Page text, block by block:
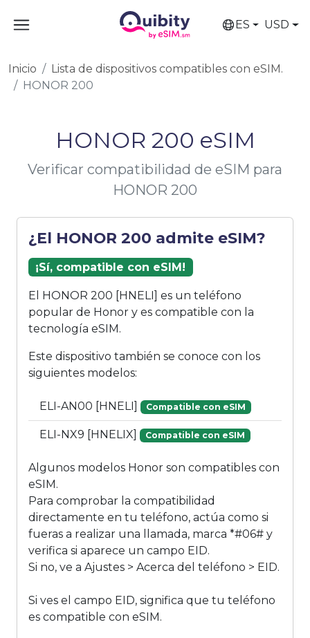
ES USD
Inicio
Lista de dispositivos compatibles con eSIM.
HONOR 200
HONOR 200 eSIM
Verificar compatibilidad de eSIM para
HONOR 200
¿El HONOR 200 admite eSIM?
¡Sí, compatible con eSIM!
El HONOR 200 [HNELI] es un teléfono
popular de Honor y es compatible con la
tecnología eSIM.
Este dispositivo también se conoce con los
siguientes modelos:
ELI-AN00 [HNELI] Compatible con eSIM
ELI-NX9 [HNELIX] Compatible con eSIM
Algunos modelos Honor son compatibles con
eSIM.
Para comprobar la compatibilidad
directamente en tu teléfono, actúa como si
fueras a realizar una llamada, marca *#06# y
verifica si aparece un campo EID.
Si no, ve a Ajustes > Acerca del teléfono > EID.
Si ves el campo EID, significa que tu teléfono
es compatible con eSIM.